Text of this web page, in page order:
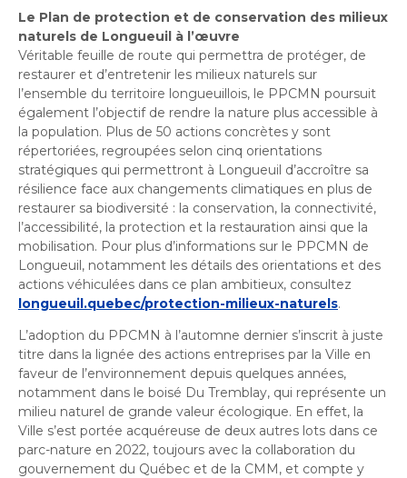
Le Plan de protection et de conservation des milieux
naturels de Longueuil à l’œuvre
Véritable feuille de route qui permettra de protéger, de
restaurer et d’entretenir les milieux naturels sur
l’ensemble du territoire longueuillois, le PPCMN poursuit
également l’objectif de rendre la nature plus accessible à
la population. Plus de 50 actions concrètes y sont
répertoriées, regroupées selon cinq orientations
stratégiques qui permettront à Longueuil d’accroître sa
résilience face aux changements climatiques en plus de
restaurer sa biodiversité : la conservation, la connectivité,
l’accessibilité, la protection et la restauration ainsi que la
mobilisation. Pour plus d’informations sur le PPCMN de
Longueuil, notamment les détails des orientations et des
actions véhiculées dans ce plan ambitieux, consultez
longueuil.quebec/protection-milieux-naturels.
L’adoption du PPCMN à l’automne dernier s’inscrit à juste
titre dans la lignée des actions entreprises par la Ville en
faveur de l’environnement depuis quelques années,
notamment dans le boisé Du Tremblay, qui représente un
milieu naturel de grande valeur écologique. En effet, la
Ville s’est portée acquéreuse de deux autres lots dans ce
parc-nature en 2022, toujours avec la collaboration du
gouvernement du Québec et de la CMM, et compte y